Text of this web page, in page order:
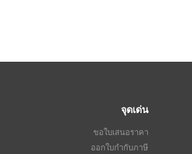
จุดเด่น
ขอใบเสนอราคา
ออกใบกำกับภาษี